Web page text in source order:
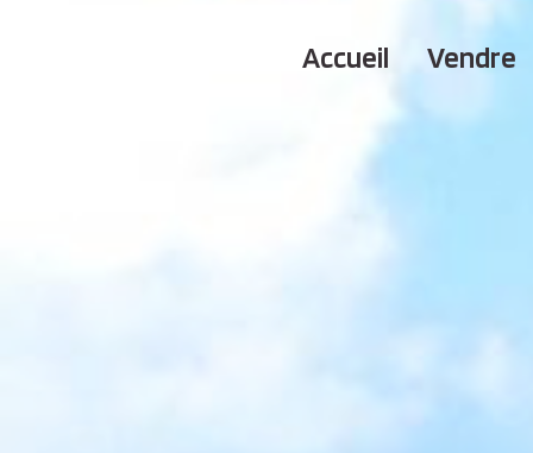
accueil vendre